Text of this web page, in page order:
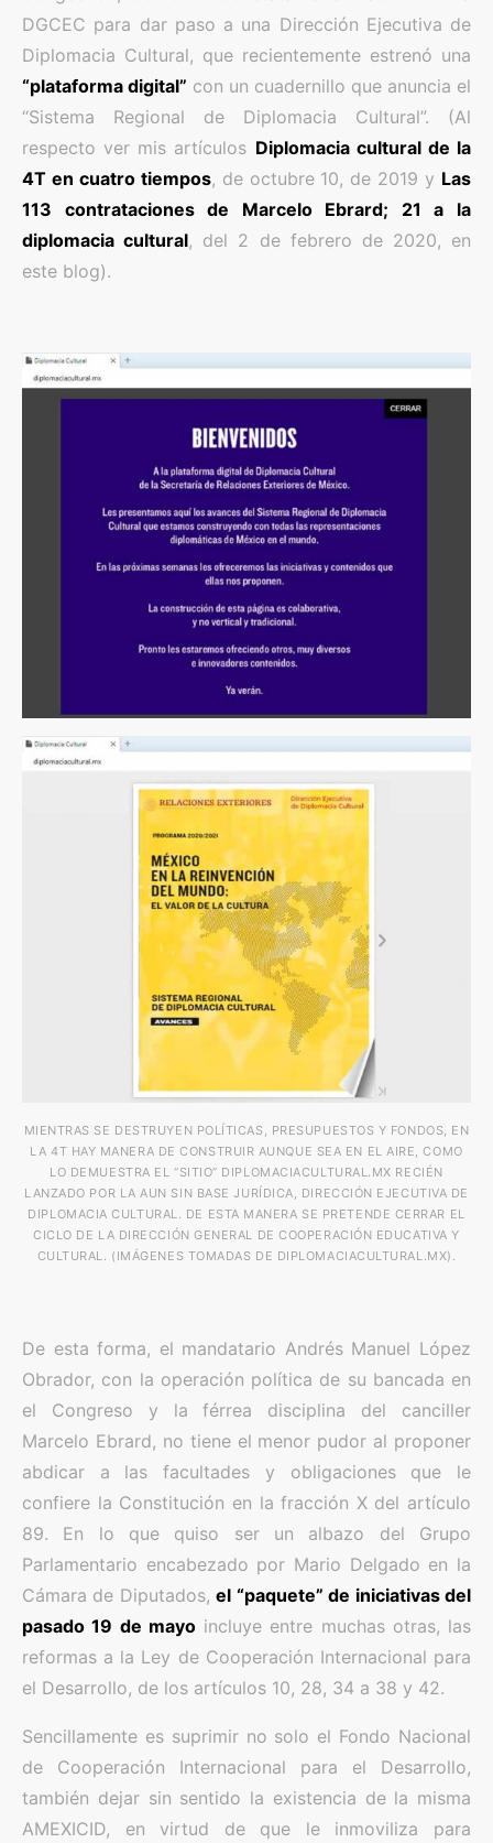
DGCEC para dar paso a una Dirección Ejecutiva de
Diplomacia Cultural, que recientemente estrenó una
“plataforma digital” con un cuadernillo que anuncia el
“Sistema Regional de Diplomacia Cultural”. (Al
respecto ver mis artículos Diplomacia cultural de la
4T en cuatro tiempos, de octubre 10, de 2019 y Las
113 contrataciones de Marcelo Ebrard; 21 a la
diplomacia cultural, del 2 de febrero de 2020, en
este blog).
MIENTRAS SE DESTRUYEN POLÍTICAS, PRESUPUESTOS Y FONDOS, EN
LA 4T HAY MANERA DE CONSTRUIR AUNQUE SEA EN EL AIRE, COMO
LO DEMUESTRA EL “SITIO” DIPLOMACIACULTURAL.MX RECIÉN
LANZADO POR LA AUN SIN BASE JURÍDICA, DIRECCIÓN EJECUTIVA DE
DIPLOMACIA CULTURAL. DE ESTA MANERA SE PRETENDE CERRAR EL
CICLO DE LA DIRECCIÓN GENERAL DE COOPERACIÓN EDUCATIVA Y
CULTURAL. (IMÁGENES TOMADAS DE DIPLOMACIACULTURAL.MX).
De esta forma, el mandatario Andrés Manuel López
Obrador, con la operación política de su bancada en
el Congreso y la férrea disciplina del canciller
Marcelo Ebrard, no tiene el menor pudor al proponer
abdicar a las facultades y obligaciones que le
confiere la Constitución en la fracción X del artículo
89. En lo que quiso ser un albazo del Grupo
Parlamentario encabezado por Mario Delgado en la
Cámara de Diputados,el “paquete” de iniciativas del
pasado 19 de mayoincluye entre muchas otras, las
reformas a la Ley de Cooperación Internacional para
el Desarrollo, de los artículos 10, 28, 34 a 38 y 42.
Sencillamente es suprimir no solo el Fondo Nacional
de Cooperación Internacional para el Desarrollo,
también dejar sin sentido la existencia de la misma
AMEXICID, en virtud de que le inmoviliza para